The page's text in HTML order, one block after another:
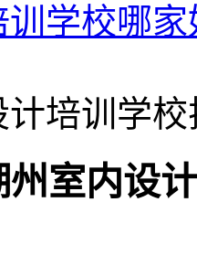
学校哪家
培训学
州室内设